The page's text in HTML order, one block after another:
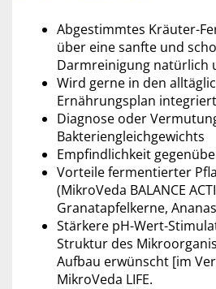
Abgestimmtes Kräuter-
über eine sanfte und
Darmreinigung natürlich
Wird gerne in den
Ernährungsplan
Diagnose oder
Bakteriengleichgewichts
Empfindlichkeit
Vorteile fermentierter
(MikroVeda BALANCE
Granatapfelkerne,
Stärkere pH-Wert-
Struktur des
Aufbau erwünscht [im
MikroVeda LIFE.